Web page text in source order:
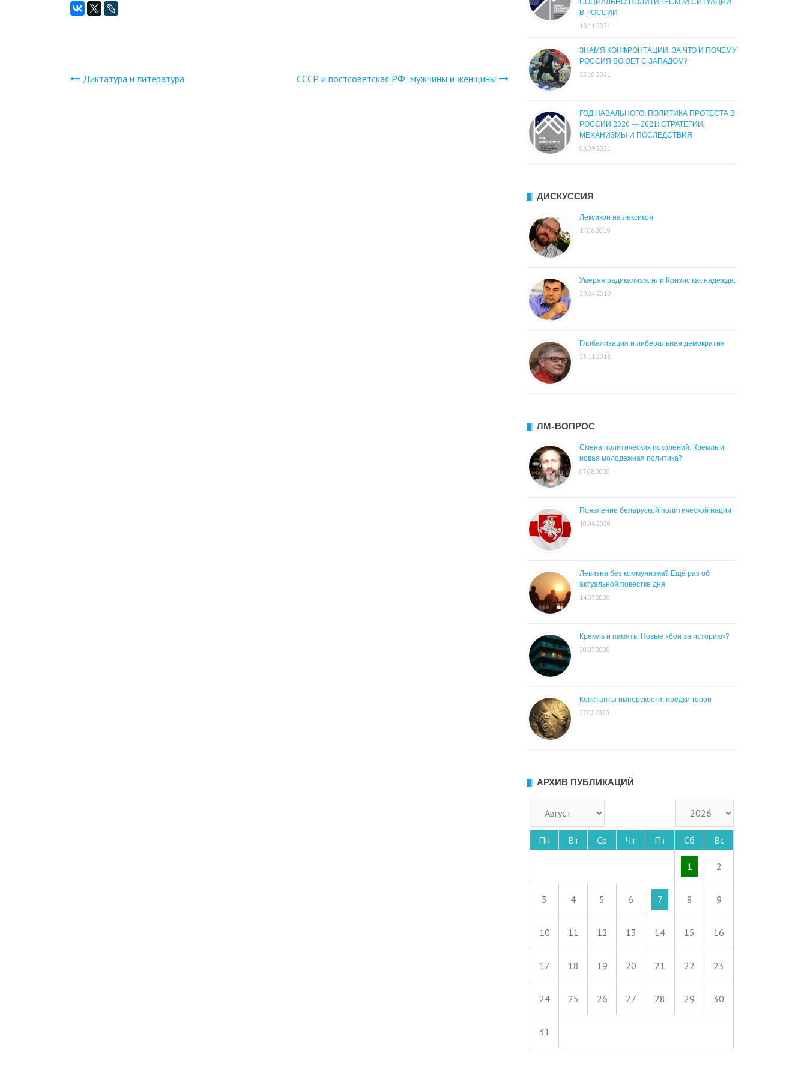
Навигация
Диктатура и литература СССР и постсоветская РФ: мужчины и женщины
В РОССИИ
18.11.2021
ЗНАМЯ КОНФРОНТАЦИИ. ЗА ЧТО И ПОЧЕМУ
РОССИЯ ВОЮЕТ С ЗАПАДОМ?
25.10.2021
ГОД НАВАЛЬНОГО. ПОЛИТИКА ПРОТЕСТА В
РОССИИ 2020 — 2021: СТРАТЕГИИ,
МЕХАНИЗМЫ И ПОСЛЕДСТВИЯ
08.09.2021
ДИСКУССИЯ
Лексикон на лексикон
17.06.2019
Умеряя радикализм, или Кризис как надежда.
29.04.2019
Глобализация и либеральная демократия
23.11.2018
ЛМ-ВОПРОС
Смена политических поколений. Кремль и
новая молодежная политика?
07.08.2020
Появление беларуской политической нации
10.08.2020
Левизна без коммунизма? Ещё раз об
актуальной повестке дня
14.07.2020
Кремль и память. Новые «бои за историю»?
20.07.2020
Константы имперскости: предки-герои
27.07.2020
АРХИВ ПУБЛИКАЦИЙ
Пн Вт Ср Чт Пт Сб Вс
1 2
3 4 5 6 7 8 9
10 11 12 13 14 15 16
17 18 19 20 21 22 23
24 25 26 27 28 29 30
31